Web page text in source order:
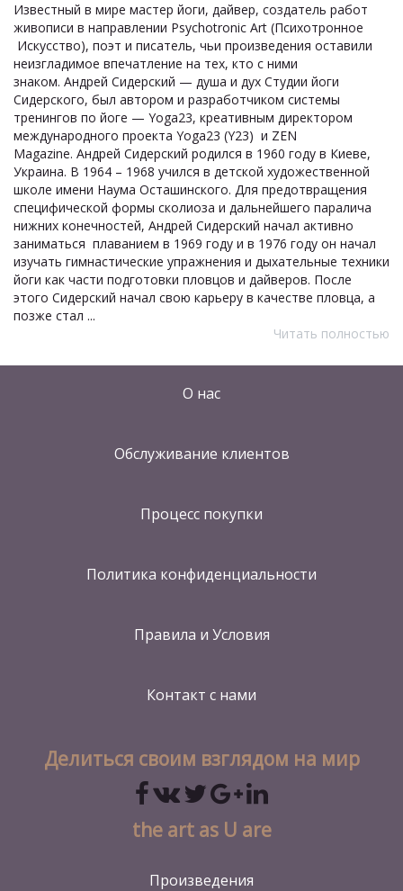
Известный в мире мастер йоги, дайвер, создатель работ
живописи в направлении Psychotronic Art (Психотронное
Искусство), поэт и писатель, чьи произведения оставили
неизгладимое впечатление на тех, кто с ними
знаком. Андрей Сидерский — душа и дух Студии йоги
Сидерского, был автором и разработчиком системы
тренингов по йоге — Yoga23, креативным директором
международного проекта Yoga23 (Y23) и ZEN
Magazine. Андрей Сидерский родился в 1960 году в Киеве,
Украина. В 1964 – 1968 учился в детской художественной
школе имени Наума Осташинского. Для предотвращения
специфической формы сколиоза и дальнейшего паралича
нижних конечностей, Андрей Сидерский начал активно
заниматься плаванием в 1969 году и в 1976 году он начал
изучать гимнастические упражнения и дыхательные техники
йоги как части подготовки пловцов и дайверов. После
этого Сидерский начал свою карьеру в качестве пловца, а
позже стал ...
Читать полностью
О нас
Обслуживание клиентов
Процесс покупки
Политика конфиденциальности
Правила и Условия
Контакт с нами
Делиться своим взглядом на мир
the art as U are
Произведения